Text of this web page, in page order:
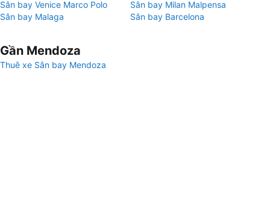
Sân bay Venice Marco Polo
Sân bay Milan Malpensa
Sân bay Malaga
Sân bay Barcelona
Gần Mendoza
Thuê xe Sân bay Mendoza